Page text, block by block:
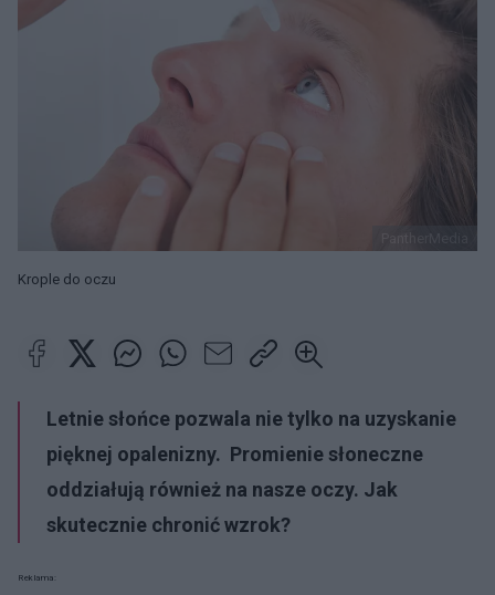
PantherMedia
Krople do oczu
Letnie słońce pozwala nie tylko na uzyskanie
pięknej opalenizny. Promienie słoneczne
oddziałują również na nasze oczy. Jak
skutecznie chronić wzrok?
Reklama: